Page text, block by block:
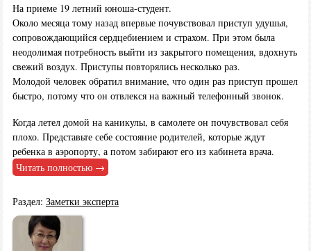
На приеме 19 летний юноша-студент.
Около месяца тому назад впервые почувствовал приступ удушья,
сопровождающийся сердцебиением и страхом. При этом была
неодолимая потребность выйти из закрытого помещения, вдохнуть
свежий воздух. Приступы повторялись несколько раз.
Молодой человек обратил внимание, что один раз приступ прошел
быстро, потому что он отвлекся на важный телефонный звонок.
Когда летел домой на каникулы, в самолете он почувствовал себя
плохо. Представьте себе состояние родителей, которые ждут
ребенка в аэропорту, а потом забирают его из кабинета врача.
Читать полностью →
Раздел: Заметки эксперта